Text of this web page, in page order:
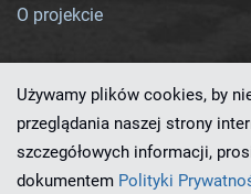
O projekcie
Ten serwis działa dzięki
Używamy plików cookies, by
przeglądania naszej strony
szczegółowych informacji,
dokumentem Polityki